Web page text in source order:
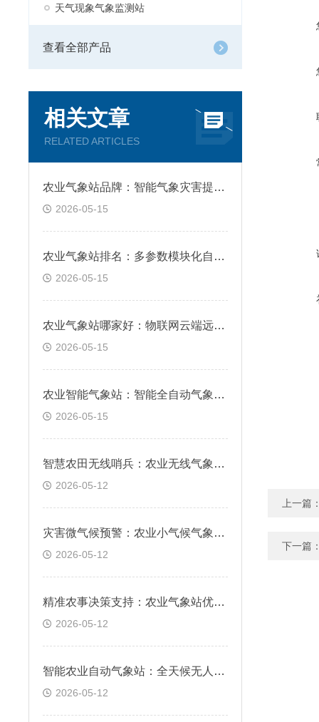
天气现象气象监测站
查看全部产品
相关文章
RELATED ARTICLES
农业气象站品牌：智能气象灾害提前预警告警
2026-05-15
农业气象站排名：多参数模块化自由组合适配
2026-05-15
农业气象站哪家好：物联网云端远程实时在线监测
2026-05-15
农业智能气象站：智能全自动气象要素精准采集
2026-05-15
智慧农田无线哨兵：农业无线气象站，实时预警霜冻与干旱风险
2026-05-12
灾害微气候预警：农业小气候气象站，科学防范局部气象风险
2026-05-12
精准农事决策支持：农业气象站优势，数据驱动科学种植管理
2026-05-12
智能农业自动气象站：全天候无人值守，精准采集农田气候数据
2026-05-12
上一篇
下一篇